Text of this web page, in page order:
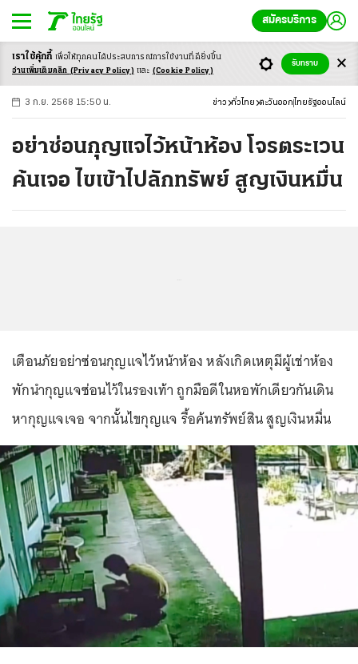
สมัครบริการ
-ก ก ก+
3 ก.ย. 2568 15:50 น. ข่าว ทั่วไทย ตะวันออก ไทยรัฐออนไลน์
อย่าซ่อนกุญแจไว้หน้าห้อง โจรตระเวน
ค้นเจอ ไขเข้าไปลักทรัพย์ สูญเงินหมื่น
เตือนภัยอย่าซ่อนกุญแจไว้หน้าห้อง หลังเกิดเหตุมีผู้เช่าห้อง
พักนำกุญแจซ่อนไว้ในรองเท้า ถูกมือดีในหอพักเดียวกันเดิน
หากุญแจเจอ จากนั้นไขกุญแจ รื้อค้นทรัพย์สิน สูญเงินหมื่น
เราใช้คุ้กกี้ เพื่อให้ทุกคนได้ประสบการณ์การใช้งานที่ดียิ่งขึ้น
อ่านเพิ่มเติมคลิก (Privacy Policy) และ (Cookie Policy)
รับทราบ